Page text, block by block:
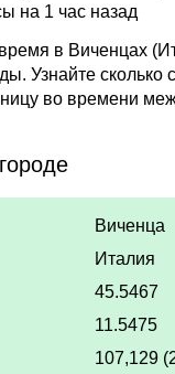
на 1 час назад
в Виченцах
Узнайте сколько
во времени
Виченца
Италия
45.5467
11.5475
107,129